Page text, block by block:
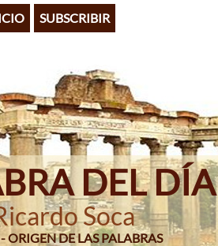
SUBSCRIBIR
DEL DÍA
Soca
ORIGEN DE LAS PALABRAS